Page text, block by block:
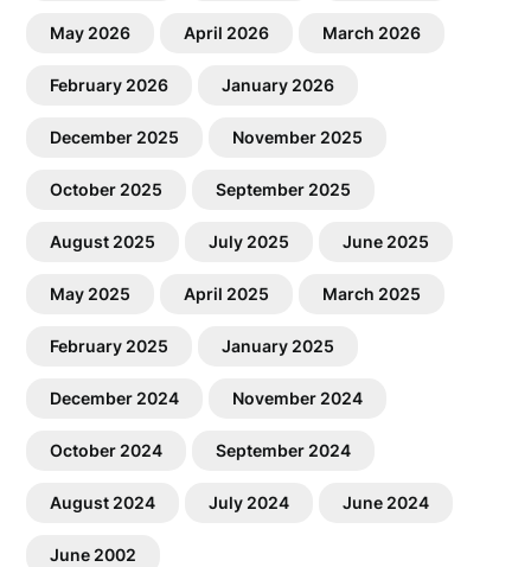
May 2026 April 2026 March 2026
February 2026 January 2026
December 2025 November 2025
October 2025 September 2025
August 2025 July 2025 June 2025
May 2025 April 2025 March 2025
February 2025 January 2025
December 2024 November 2024
October 2024 September 2024
August 2024 July 2024 June 2024
June 2002